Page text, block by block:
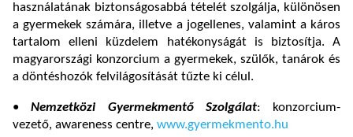
használatának biztonságosabbá tételét szolgálja, különösen
a gyermekek számára, illetve a jogellenes, valamint a káros
tartalom elleni küzdelem hatékonyságát is biztosítja. A
magyarországi konzorcium a gyermekek, szülők, tanárok és
a döntéshozók felvilágosítását tűzte ki célul.
•Nemzetközi Gyermekmentő Szolgálat: konzorcium-
vezető, awareness centre, www.gyermekmento.hu